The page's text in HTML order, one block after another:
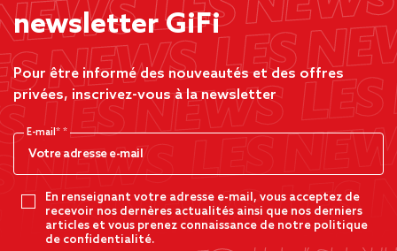
newsletter GiFi
Pour être informé des nouveautés et des offres
privées, inscrivez-vous à la newsletter
E-mail*
En renseignant votre adresse e-mail, vous acceptez de
recevoir nos dernères actualités ainsi que nos derniers
articles et vous prenez connaissance de notre politique
de confidentialité.